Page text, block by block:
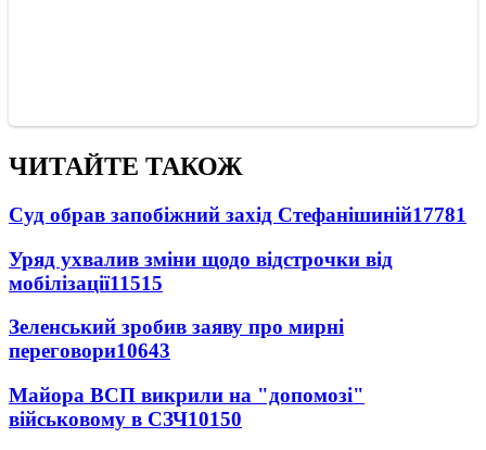
ЧИТАЙТЕ ТАКОЖ
Суд обрав запобіжний захід Стефанішиній17781
Уряд ухвалив зміни щодо відстрочки від
мобілізації11515
Зеленський зробив заяву про мирні
переговори10643
Майора ВСП викрили на "допомозі"
військовому в СЗЧ10150